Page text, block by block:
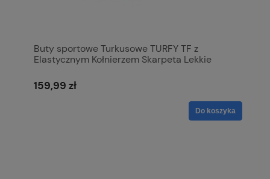
Buty sportowe Turkusowe TURFY TF z
Elastycznym Kołnierzem Skarpeta Lekkie
159,99 zł
Do koszyka